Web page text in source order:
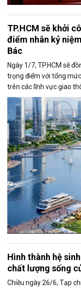
TP.HCM sẽ khởi
điểm nhân kỷ
Bác
Ngày 1/7, TP.HCM sẽ
trọng điểm với tổng
trên các lĩnh vực giao
công cộng và nhà ở xã
tăng trưởng mới, mở
lực cạnh tranh của đô
Hình thành hệ
chất lượng sống
Chiều ngày 26/6, Tạp